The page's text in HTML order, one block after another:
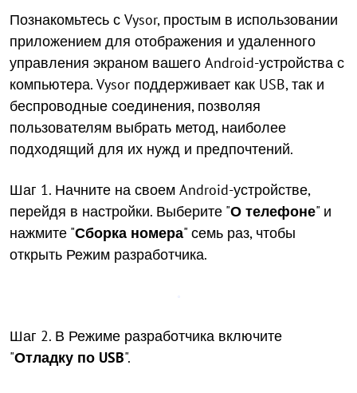
Познакомьтесь с Vysor, простым в использовании
приложением для отображения и удаленного
управления экраном вашего Android-устройства с
компьютера. Vysor поддерживает как USB, так и
беспроводные соединения, позволяя
пользователям выбрать метод, наиболее
подходящий для их нужд и предпочтений.
Шаг 1. Начните на своем Android-устройстве,
перейдя в настройки. Выберите "О телефоне" и
нажмите "Сборка номера" семь раз, чтобы
открыть Режим разработчика.
Шаг 2. В Режиме разработчика включите
"Отладку по USB".